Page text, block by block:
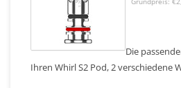
Die
Ihren Whirl S2 Pod, 2 verschiedene